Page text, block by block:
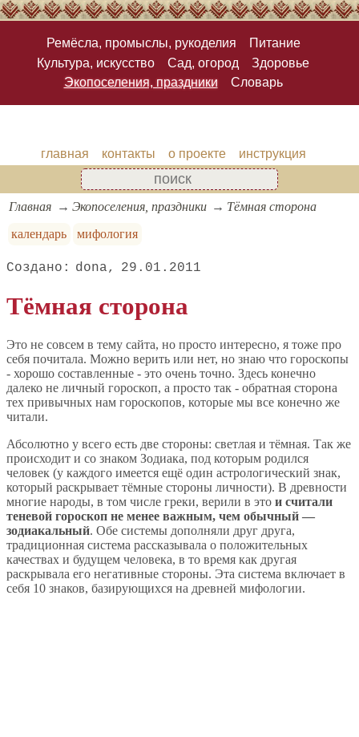
Ремёсла, промыслы, рукоделия
Питание
Культура, искусство
Сад, огород
Здоровье
Экопоселения, праздники
Словарь
главная контакты о проекте инструкция
Главная Экопоселения, праздники
Тёмная сторона
календарь
мифология
dona 29.01.2011
Тёмная сторона
Это не совсем в тему сайта, но просто интересно, я тоже про
себя почитала. Можно верить или нет, но знаю что гороскопы
- хорошо составленные - это очень точно. Здесь конечно
далеко не личный гороскоп, а просто так - обратная сторона
тех привычных нам гороскопов, которые мы все конечно же
читали.
Абсолютно у всего есть две стороны: светлая и тёмная. Так же
происходит и со знаком Зодиака, под которым родился
человек (у каждого имеется ещё один астрологический знак,
который раскрывает тёмные стороны личности). В древности
многие народы, в том числе греки, верили в это и считали
теневой гороскоп не менее важным, чем обычный —
зодиакальный. Обе системы дополняли друг друга,
традиционная система рассказывала о положительных
качествах и будущем человека, в то время как другая
раскрывала его негативные стороны. Эта система включает в
себя 10 знаков, базирующихся на древней мифологии.